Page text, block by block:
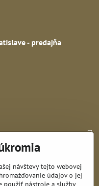
- predajňa
návštevy tejto webovej
údajov o jej
použiť nástroje a služby